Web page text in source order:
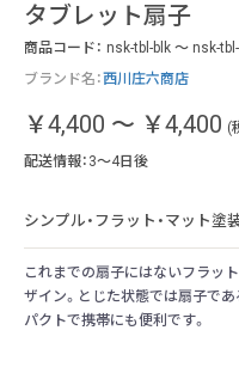
タブレット扇子
商品コード： nsk-tbl-blk ～ nsk-
ブランド名：西川庄六商店
￥4,400 ～ ￥4,400 (
配送情報：3～4日後
シンプル・フラット・マット塗
これまでの扇子にはないフラッ
ザイン。とじた状態では扇子で
パクトで携帯にも便利です。